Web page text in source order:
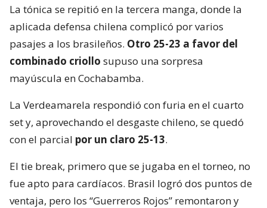
La tónica se repitió en la tercera manga, donde la
aplicada defensa chilena complicó por varios
pasajes a los brasileños. Otro 25-23 a favor del
combinado criollo supuso una sorpresa
mayúscula en Cochabamba.
La Verdeamarela respondió con furia en el cuarto
set y, aprovechando el desgaste chileno, se quedó
con el parcial por un claro 25-13.
El tie break, primero que se jugaba en el torneo, no
fue apto para cardíacos. Brasil logró dos puntos de
ventaja, pero los “Guerreros Rojos” remontaron y